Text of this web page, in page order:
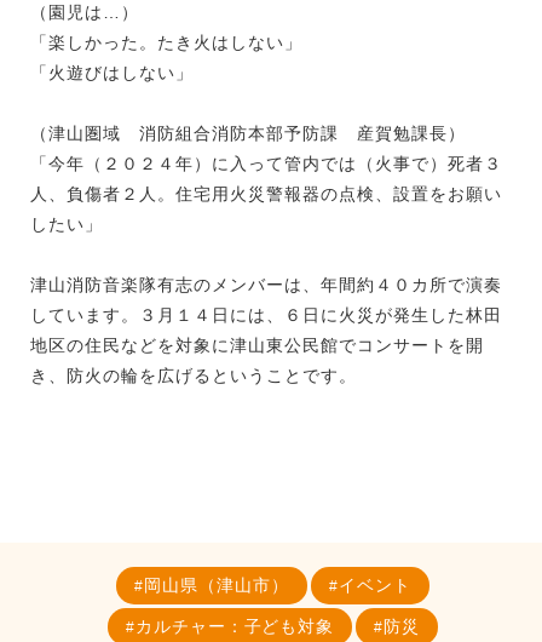
（園児は…）
「楽しかった。たき火はしない」
「火遊びはしない」
（津山圏域 消防組合消防本部予防課 産賀勉課長）
「今年（２０２４年）に入って管内では（火事で）死者３
人、負傷者２人。住宅用火災警報器の点検、設置をお願い
したい」
津山消防音楽隊有志のメンバーは、年間約４０カ所で演奏
しています。３月１４日には、６日に火災が発生した林田
地区の住民などを対象に津山東公民館でコンサートを開
き、防火の輪を広げるということです。
岡山県（津山市） イベント
カルチャー：子ども対象 防災